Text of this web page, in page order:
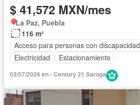
$ 41,572 MXN/mes
La Paz, Puebla
116 m²
Acceso para personas con discapacidad
Electricidad
Estacionamiento
03/07/2026 en - Century 21 Saroga